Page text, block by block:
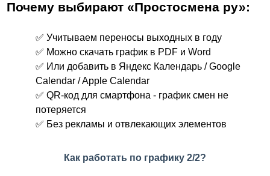
Почему выбирают «Простосмена ру»:
✅ Учитываем переносы выходных в году
✅ Можно скачать график в PDF и Word
✅ Или добавить в Яндекс Календарь / Google
Calendar / Apple Calendar
✅ QR-код для смартфона - график смен не
потеряется
✅ Без рекламы и отвлекающих элементов
Как работать по графику 2/2?